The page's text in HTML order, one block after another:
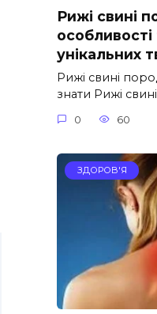
Рижі свині
унікальних
Рижі свині
знати Рижі
0 60
ЗДОРОВ'Я